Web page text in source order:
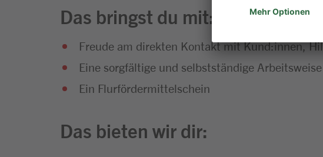
Das bringst du mit:
Freude am direkten Kontakt mit Kund:innen,
Eine sorgfältige und selbstständige
Ein Flurfördermittelschein
Das bieten wir dir: